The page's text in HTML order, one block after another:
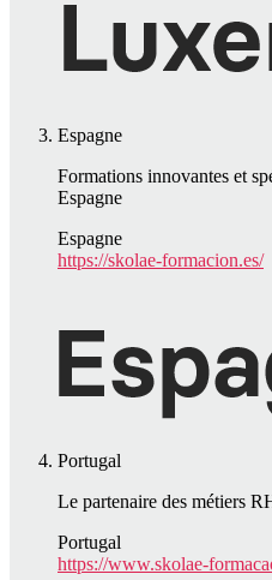
Espagne
Formations innovantes et
Espagne
Espagne
https://skolae-formacion.es/
Portugal
Le partenaire des métiers
Portugal
https://www.skolae-